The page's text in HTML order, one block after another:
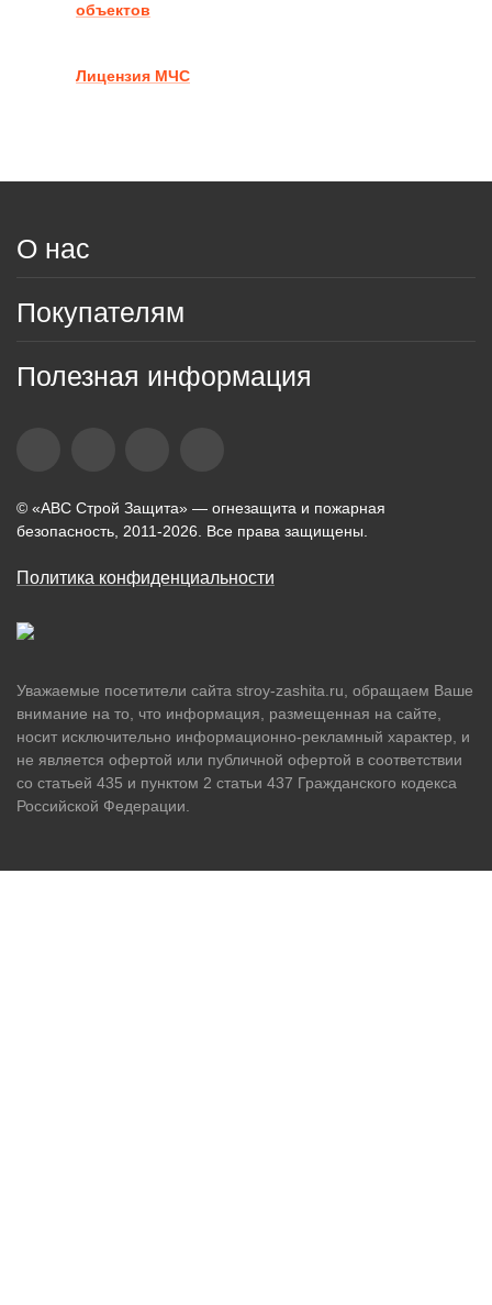
объектов
Лицензия МЧС
О нас
Покупателям
Полезная информация
© «АВС Строй Защита» — огнезащита и пожарная
безопасность, 2011-2026. Все права защищены.
Политика конфиденциальности
Уважаемые посетители сайта stroy-zashita.ru, обращаем Ваше
внимание на то, что информация, размещенная на сайте,
носит исключительно информационно-рекламный характер, и
не является офертой или публичной офертой в соответствии
со статьей 435 и пунктом 2 статьи 437 Гражданского кодекса
Российской Федерации.